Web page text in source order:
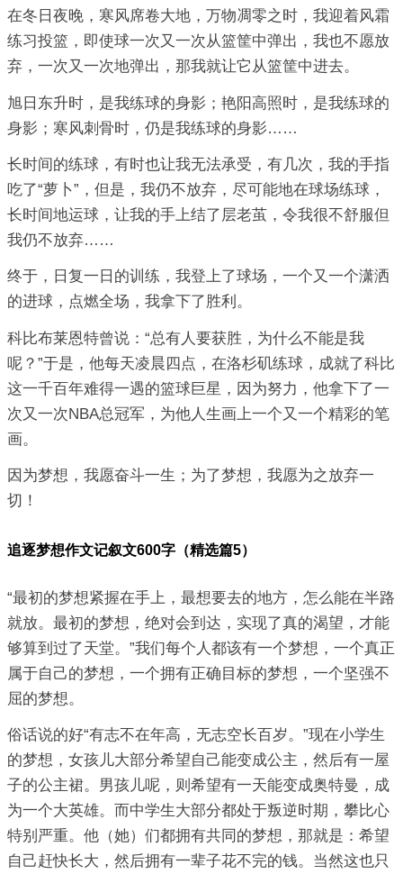
在冬日夜晚，寒风席卷大地，万物凋零之时，我迎着风霜
练习投篮，即使球一次又一次从篮筐中弹出，我也不愿放
弃，一次又一次地弹出，那我就让它从篮筐中进去。
旭日东升时，是我练球的身影；艳阳高照时，是我练球的
身影；寒风刺骨时，仍是我练球的身影……
长时间的练球，有时也让我无法承受，有几次，我的手指
吃了“萝卜”，但是，我仍不放弃，尽可能地在球场练球，
长时间地运球，让我的手上结了层老茧，令我很不舒服但
我仍不放弃……
终于，日复一日的训练，我登上了球场，一个又一个潇洒
的进球，点燃全场，我拿下了胜利。
科比布莱恩特曾说：“总有人要获胜，为什么不能是我
呢？”于是，他每天凌晨四点，在洛杉矶练球，成就了科比
这一千百年难得一遇的篮球巨星，因为努力，他拿下了一
次又一次NBA总冠军，为他人生画上一个又一个精彩的笔
画。
因为梦想，我愿奋斗一生；为了梦想，我愿为之放弃一
切！
追逐梦想作文记叙文600字（精选篇5）
“最初的梦想紧握在手上，最想要去的地方，怎么能在半路
就放。最初的梦想，绝对会到达，实现了真的渴望，才能
够算到过了天堂。”我们每个人都该有一个梦想，一个真正
属于自己的梦想，一个拥有正确目标的梦想，一个坚强不
屈的梦想。
俗话说的好“有志不在年高，无志空长百岁。”现在小学生
的梦想，女孩儿大部分希望自己能变成公主，然后有一屋
子的公主裙。男孩儿呢，则希望有一天能变成奥特曼，成
为一个大英雄。而中学生大部分都处于叛逆时期，攀比心
特别严重。他（她）们都拥有共同的梦想，那就是：希望
自己赶快长大，然后拥有一辈子花不完的钱。当然这也只